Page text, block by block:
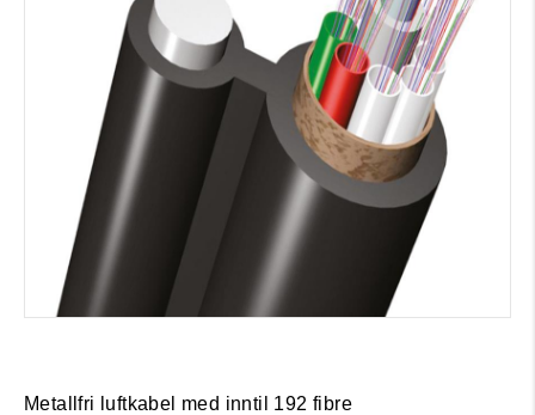
Metallfri luftkabel med inntil 192 fibre